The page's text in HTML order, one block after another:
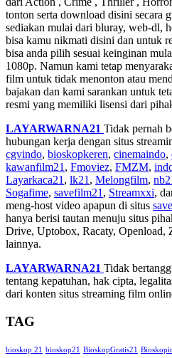
tonton serta download disini secara
sediakan mulai dari bluray, web-dl,
bisa kamu nikmati disini dan untuk
bisa anda pilih sesuai keinginan
1080p. Namun kami tetap
film untuk tidak menonton atau
bajakan dan kami sarankan untuk
resmi yang memiliki lisensi dari
LAYARWARNA21 Tidak pernah
hubungan kerja dengan situs
cgvindo, bioskopkeren, cinemaindo,
kawanfilm21 , Fmoviez, FMZM,
Layarkaca21 , lk21 , Melongfilm,
Sogafime, savefilm21 , Streamxxi,
meng-host video apapun di situs
hanya berisi tautan menuju situs
Drive, Uptobox, Racaty, Openload,
lainnya.
LAYARWARNA21 Tidak
tentang kepatuhan, hak cipta,
dari konten situs streaming film
TAG
bioskop 21 bioskop21 BioskopGratis21